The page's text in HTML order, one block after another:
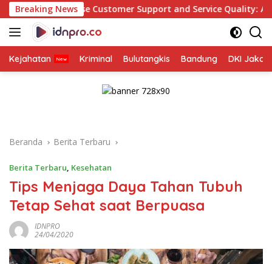
Langsung
ke
konten
Breaking News
Customer Support and Service Quality: A Beginner’s Guide
Kejahatan Kriminal Bulutangkis Bandung DKI
Beranda Berita Terbaru
Berita Terbaru, Kesehatan
Tips Menjaga Daya Tahan Tubuh
Tetap Sehat saat Berpuasa
IDNPRO
24/04/2020